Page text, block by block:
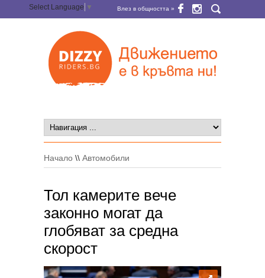
Select Language ▼ Влез в общността »
Начало \\ Автомобили
Тол камерите вече
законно могат да
глобяват за средна
скорост